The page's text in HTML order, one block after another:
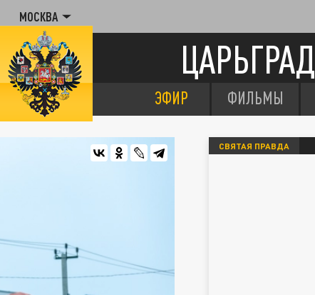
МОСКВА
ЦАРЬГРАД
ЭФИР ФИЛЬМЫ
СВЯТАЯ ПРАВДА